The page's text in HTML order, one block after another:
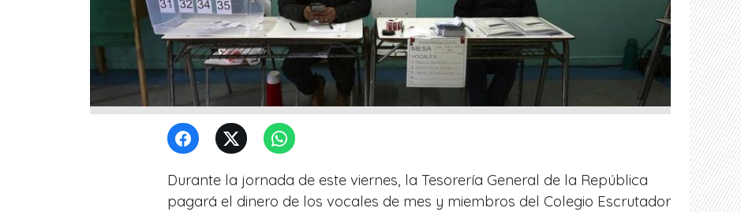
Durante la jornada de este viernes, la Tesorería General de la República
pagará el dinero de los vocales de mes y miembros del Colegio Escrutador